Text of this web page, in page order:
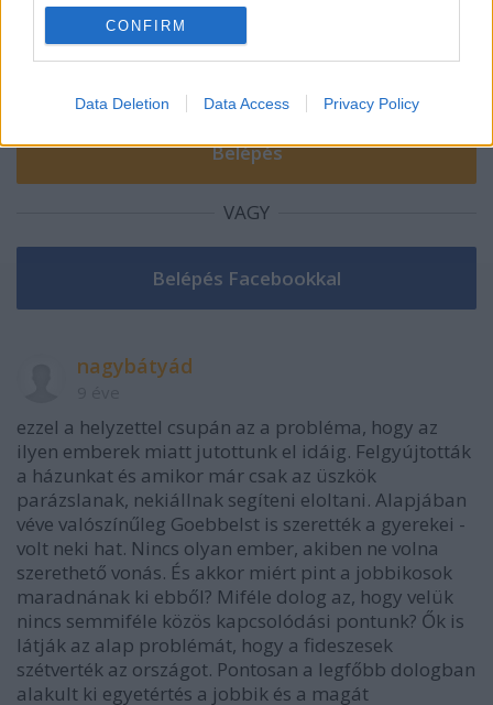
CONFIRM
Data Deletion Data Access Privacy Policy
VAGY
nagybátyád
ezzel a helyzettel csupán az a probléma, hogy az
ilyen emberek miatt jutottunk el idáig. Felgyújtották
a házunkat és amikor már csak az üszkök
parázslanak, nekiállnak segíteni eloltani. Alapjában
véve valószínűleg Goebbelst is szerették a gyerekei -
volt neki hat. Nincs olyan ember, akiben ne volna
szerethető vonás. És akkor miért pint a jobbikosok
maradnának ki ebből? Miféle dolog az, hogy velük
nincs semmiféle közös kapcsolódási pontunk? Ők is
látják az alap problémát, hogy a fideszesek
szétverték az országot. Pontosan a legfőbb dologban
alakult ki egyetértés a jobbik és a magát